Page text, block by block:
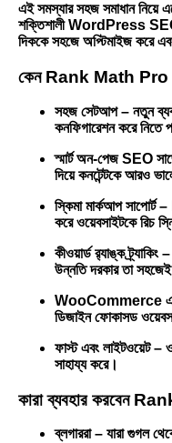
এই সমস্যার সহজ সমাধান
শক্তিশালী WordPress SEO
দিককে সহজে অপ্টিমাইজ করে
কেন Rank Math Pro
সহজ সেটআপ – নতুন
কনফিগারেশন করে নিতে
স্মার্ট অন-পেজ SEO
দিয়ে কনটেন্টকে আরও
স্কিমা মার্কআপ সাপোর্ট
করে ওয়েবসাইটকে রিচ
কীওয়ার্ড র‌্যাঙ্ক
উন্নতি দরকার তা সহজেই
WooCommerce
ডিজাইন ফোকাসড
ফাস্ট এবং লাইটওয়েট –
সাহায্য করে।
কারা ব্যবহার করবেন
ব্লগাররা – যারা গুগল